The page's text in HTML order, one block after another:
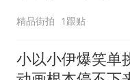
精品街拍 1跟贴
小以小伊爆笑单